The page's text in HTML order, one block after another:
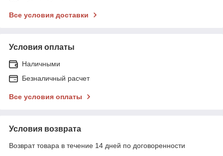
Все условия доставки
Условия оплаты
Наличными
Безналичный расчет
Все условия оплаты
Условия возврата
Возврат товара в течение 14 дней по договоренности